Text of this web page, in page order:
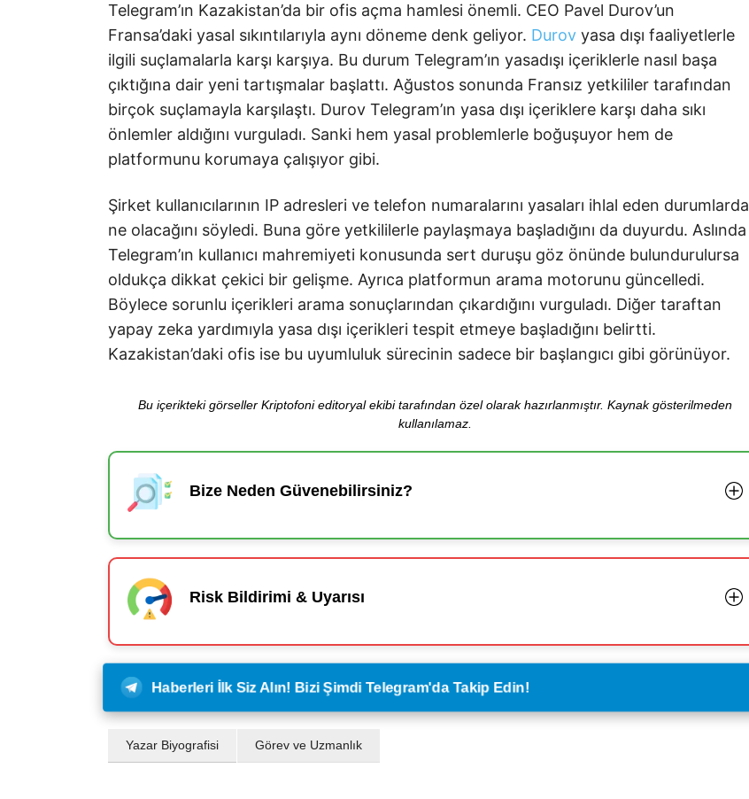
Telegram’ın Kazakistan’da bir ofis açma hamlesi önemli. CEO Pavel Durov’un
Fransa’daki yasal sıkıntılarıyla aynı döneme denk geliyor. Durov yasa dışı faaliyetlerle
ilgili suçlamalarla karşı karşıya. Bu durum Telegram’ın yasadışı içeriklerle nasıl başa
çıktığına dair yeni tartışmalar başlattı. Ağustos sonunda Fransız yetkililer tarafından
birçok suçlamayla karşılaştı. Durov Telegram’ın yasa dışı içeriklere karşı daha sıkı
önlemler aldığını vurguladı. Sanki hem yasal problemlerle boğuşuyor hem de
platformunu korumaya çalışıyor gibi.
Şirket kullanıcılarının IP adresleri ve telefon numaralarını yasaları ihlal eden durumlarda
ne olacağını söyledi. Buna göre yetkililerle paylaşmaya başladığını da duyurdu. Aslında
Telegram’ın kullanıcı mahremiyeti konusunda sert duruşu göz önünde bulundurulursa
oldukça dikkat çekici bir gelişme. Ayrıca platformun arama motorunu güncelledi.
Böylece sorunlu içerikleri arama sonuçlarından çıkardığını vurguladı. Diğer taraftan
yapay zeka yardımıyla yasa dışı içerikleri tespit etmeye başladığını belirtti.
Kazakistan’daki ofis ise bu uyumluluk sürecinin sadece bir başlangıcı gibi görünüyor.
Bu içerikteki görseller Kriptofoni editoryal ekibi tarafından özel olarak hazırlanmıştır. Kaynak gösterilmeden
kullanılamaz.
Bize Neden Güvenebilirsiniz?
Risk Bildirimi & Uyarısı
Haberleri İlk Siz Alın! Bizi Şimdi Telegram'da Takip Edin!
Yazar Biyografisi Görev ve Uzmanlık